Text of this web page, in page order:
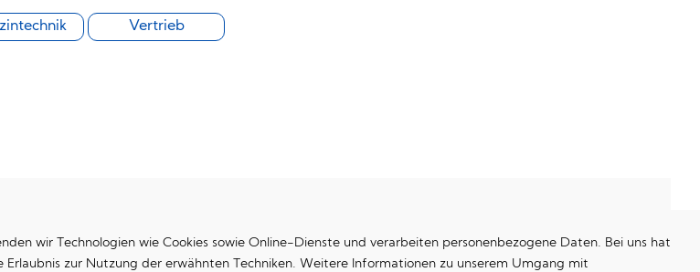
Vertrieb
Startseite
wir Technologien wie Cookies sowie Online-Dienste und verarbeiten personenbezogene Daten. Bei uns hat
zur Nutzung der erwähnten Techniken. Weitere Informationen zu unserem Umgang mit